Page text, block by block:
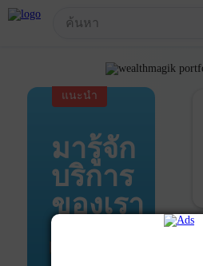
แนะนำ
มารู้จัก
บริการ
ของเรา
!-- Start Advertise -->